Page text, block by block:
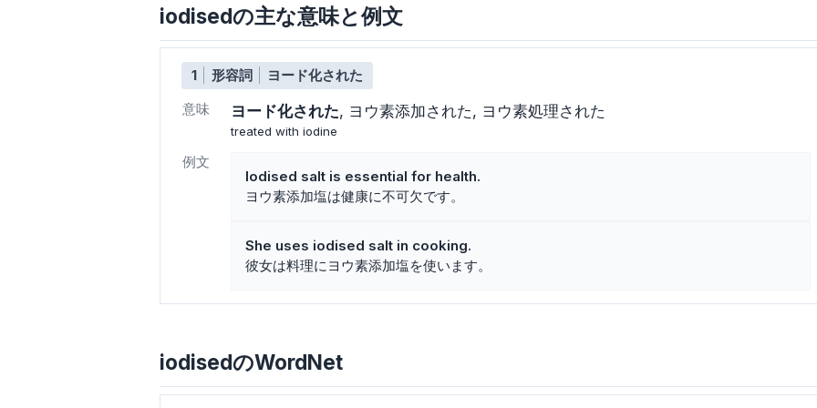
iodisedの主な意味と例文
1 形容詞
ヨード化された
意味
ヨード化された ヨウ素添加された ヨウ素処理された
treated with iodine
例文
Iodised salt is essential for health.
ヨウ素添加塩は健康に不可欠です。
She uses iodised salt in cooking.
彼女は料理にヨウ素添加塩を使います。
iodisedのWordNet